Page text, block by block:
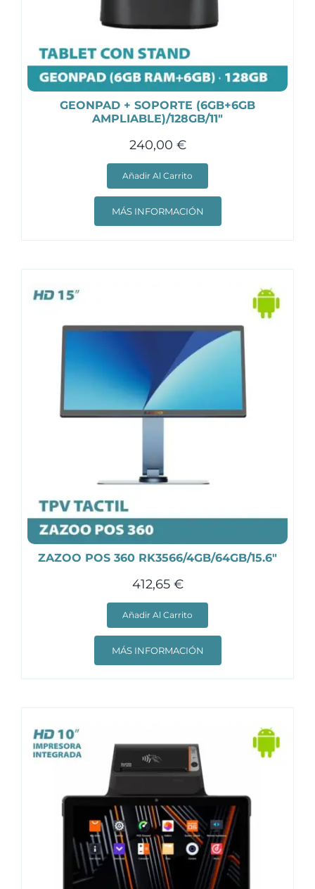
GEONPAD + SOPORTE (6GB+6GB
AMPLIABLE)/128GB/11″
240,00 €
Añadir Al Carrito
MÁS INFORMACIÓN
ZAZOO POS 360 RK3566/4GB/64GB/15.6″
412,65 €
Añadir Al Carrito
MÁS INFORMACIÓN